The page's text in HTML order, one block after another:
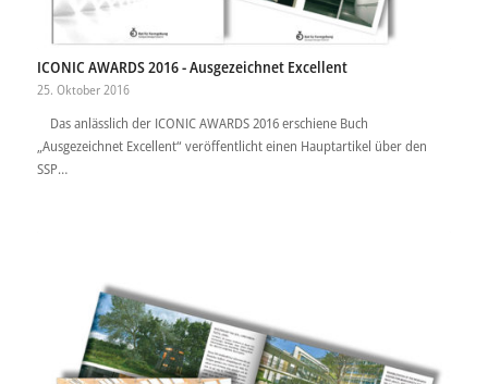
ICONIC AWARDS 2016 - Ausgezeichnet Excellent
25. Oktober 2016
Das anlässlich der ICONIC AWARDS 2016 erschiene Buch
„Ausgezeichnet Excellent“ veröffentlicht einen Hauptartikel über den
SSP…